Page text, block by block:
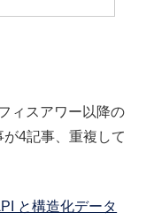
ィスアワー以降の
4記事、重複して
と構造化データ